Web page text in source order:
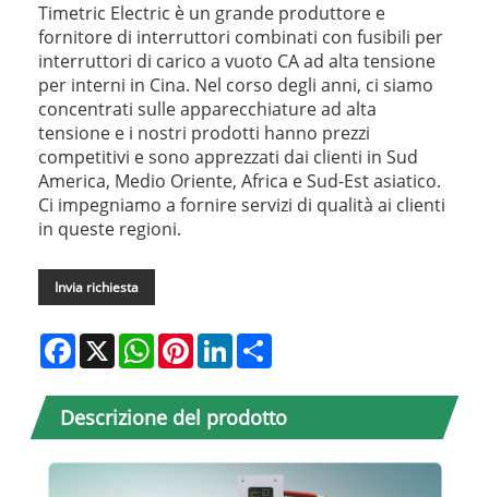
Timetric Electric è un grande produttore e
fornitore di interruttori combinati con fusibili per
interruttori di carico a vuoto CA ad alta tensione
per interni in Cina. Nel corso degli anni, ci siamo
concentrati sulle apparecchiature ad alta
tensione e i nostri prodotti hanno prezzi
competitivi e sono apprezzati dai clienti in Sud
America, Medio Oriente, Africa e Sud-Est asiatico.
Ci impegniamo a fornire servizi di qualità ai clienti
in queste regioni.
Invia richiesta
Facebook
X WhatsAppPinterestLinkedIn
Descrizione del prodotto